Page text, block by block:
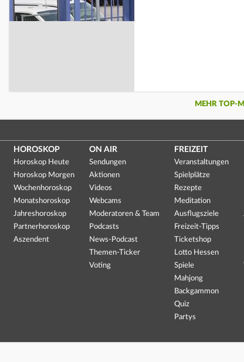
MEHR TOP-
HOROSKOP
Horoskop Heute
Horoskop Morgen
Wochenhoroskop
Monatshoroskop
Jahreshoroskop
Partnerhoroskop
Aszendent
ON AIR
Sendungen
Aktionen
Videos
Webcams
Moderatoren & Team
Podcasts
News-Podcast
Themen-Ticker
Voting
FREIZEIT
Veranstaltungen
Spielplätze
Rezepte
Meditation
Ausflugsziele
Freizeit-Tipps
Ticketshop
Lotto Hessen
Spiele
Mahjong
Backgammon
Quiz
Partys